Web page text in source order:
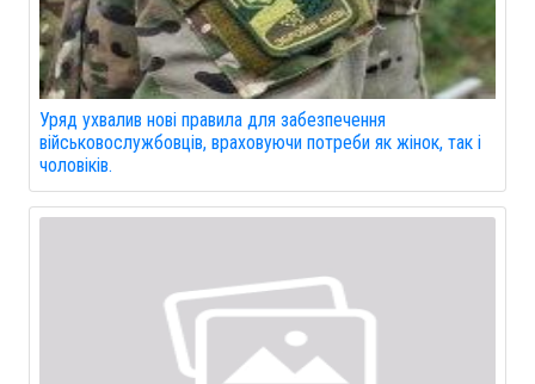
Уряд ухвалив нові правила для забезпечення
військовослужбовців, враховуючи потреби як жінок, так і
чоловіків.